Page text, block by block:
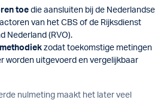
toe die aansluiten bij de Nederlandse
van het CBS of de Rijksdienst
Nederland (RVO).
zodat toekomstige metingen
worden uitgevoerd en vergelijkbaar
nulmeting maakt het later veel